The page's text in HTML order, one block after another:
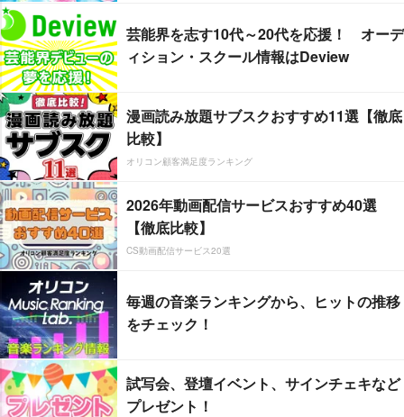
芸能界を志す10代～20代を応援！ オーデ
ィション・スクール情報はDeview
漫画読み放題サブスクおすすめ11選【徹底
比較】
オリコン顧客満足度ランキング
2026年動画配信サービスおすすめ40選
【徹底比較】
CS動画配信サービス20選
毎週の音楽ランキングから、ヒットの推移
をチェック！
試写会、登壇イベント、サインチェキなど
プレゼント！